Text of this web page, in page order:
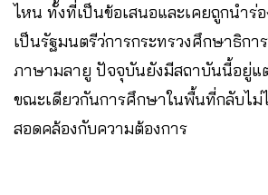
ไหน ทั้งที่เป็นข้อเสนอและเคยถูกนำร่
เป็นรัฐมนตรีว่การกระทรวงศึกษาธิกา
ภาษามลายู ปัจจุบันยังมีสถาบันนี้อยู่แ
ขณะเดียวกันการศึกษาในพื้นที่กลับไม่
สอดคล้องกับความต้องการ